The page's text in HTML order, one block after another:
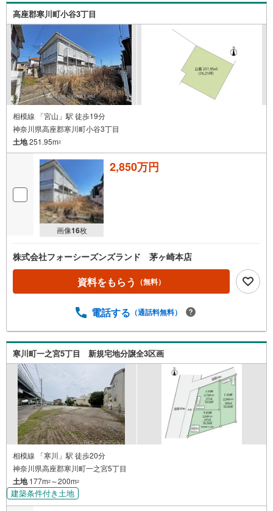
高座郡寒川町小谷3丁目
相模線 「宮山」駅 徒歩19分
神奈川県高座郡寒川町小谷3丁目
土地251.95m2
画像16枚
2,850万円
株式会社フォーシーズンズランド 茅ヶ崎本店
資料をもらう （無料）
電話する （通話料無料）
寒川町一之宮5丁目 新規宅地分譲全3区画
相模線 「寒川」駅 徒歩20分
神奈川県高座郡寒川町一之宮5丁目
土地177m2 ～200m2
建築条件付き土地